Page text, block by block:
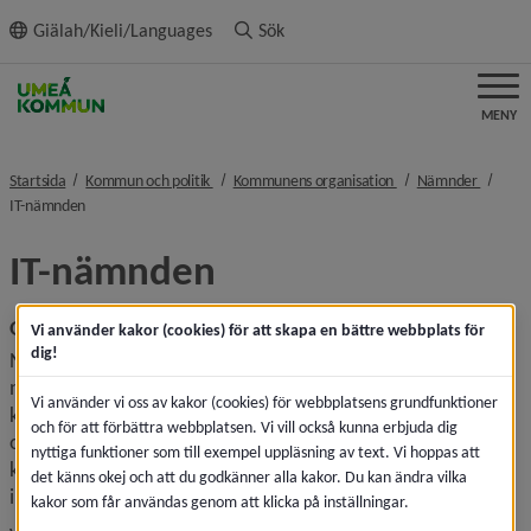
innehållet
Giälah/Kieli/Languages Sök
MENY
Startsida Kommun och politik nivå i brödsmulenavigeringen
Kommunens organisation nivå i
Nämnder nivå i
IT-nämndennivå i brödsmulenavigeringen
IT-nämnden
Grunduppdrag
Nämnden för grundläggande IT-kapacitetstjänster (IT-
nämnden) är gemensam för Umeå, Vännäs och Skellefteå
kommuner. Nämnden har ansvar för lagring, virtualisering
och backup för kommunernas IT-verksamhet. Umeå
kommun är värdkommun och den gemensamma nämnden
ingår i Umeå kommuns organisation.
Vi använder kakor (cookies) för att skapa en bättre webbplats för
dig!
Vi använder vi oss av kakor (cookies) för webbplatsens grundfunktioner
och för att förbättra webbplatsen. Vi vill också kunna erbjuda dig
nyttiga funktioner som till exempel uppläsning av text. Vi hoppas att
det känns okej och att du godkänner alla kakor. Du kan ändra vilka
kakor som får användas genom att klicka på inställningar.